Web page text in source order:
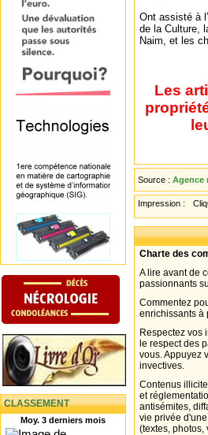
CLASSEMENT
Moy. 3 derniers mois
Ont assisté à
de la Culture,
Naim, et les
Les
Source : Agence
Impression :
Charte des
A lire avant de
passionnants
Commentez
enrichissants à
Respectez vos
le respect des
vous. Appuyez
invectives.
Contenus
et
antisémites,
vie privée
(textes, photos,